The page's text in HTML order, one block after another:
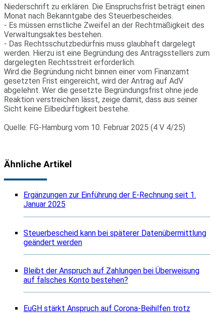
Niederschrift zu erklären. Die Einspruchsfrist beträgt einen
Monat nach Bekanntgabe des Steuerbescheides.
- Es müssen ernstliche Zweifel an der Rechtmäßigkeit des
Verwaltungsaktes bestehen.
- Das Rechtsschutzbedürfnis muss glaubhaft dargelegt
werden. Hierzu ist eine Begründung des Antragsstellers zum
dargelegten Rechtsstreit erforderlich.
Wird die Begründung nicht binnen einer vom Finanzamt
gesetzten Frist eingereicht, wird der Antrag auf AdV
abgelehnt. Wer die gesetzte Begründungsfrist ohne jede
Reaktion verstreichen lässt, zeige damit, dass aus seiner
Sicht keine Eilbedürftigkeit bestehe.
Quelle: FG-Hamburg vom 10. Februar 2025 (4 V 4/25)
Ähnliche Artikel
Ergänzungen zur Einführung der E-Rechnung seit 1.
Januar 2025
Steuerbescheid kann bei späterer Datenübermittlung
geändert werden
Bleibt der Anspruch auf Zahlungen bei Überweisung
auf falsches Konto bestehen?
EuGH stärkt Anspruch auf Corona-Beihilfen trotz